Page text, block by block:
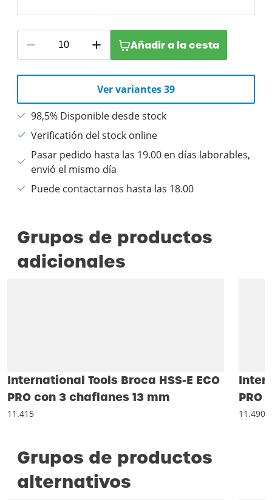
Añadir a la cesta
Ver variantes 39
98,5% Disponible desde stock
Verificatión del stock online
Pasar pedido hasta las 19.00 en días laborables,
envió el mismo día
Puede contactarnos hasta las 18.00
Grupos de productos
adicionales
International Tools Broca HSS-E ECO
PRO con 3 chaflanes 13 mm
11.415
PRO
11.490
Grupos de productos
alternativos